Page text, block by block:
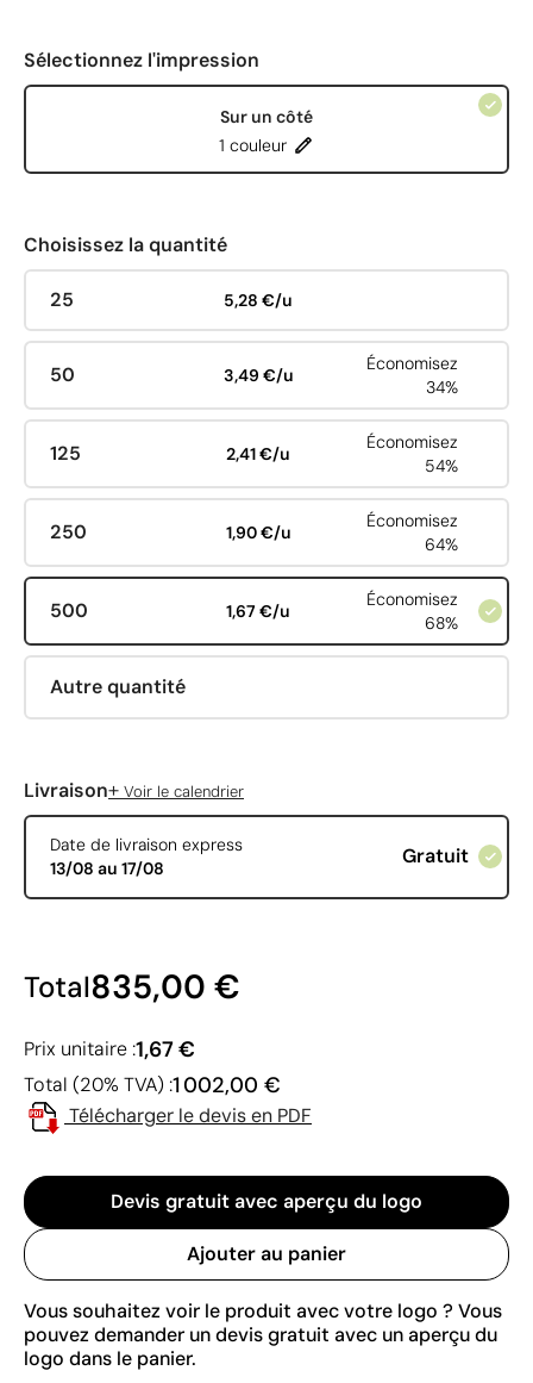
Sélectionnez l'impression
Sur un côté
1 couleur
Choisissez la quantité
25 5,28 €/u
50 3,49 €/u
Économisez
34%
125 2,41 €/u
Économisez
54%
250 1,90 €/u
Économisez
64%
500 1,67 €/u
Économisez
68%
Autre quantité
Livraison+ Voir le calendrier
Date de livraison express
13/08 au 17/08
Gratuit
Total835,00 €
Prix unitaire :1,67 €
Total (20% TVA) :1 002,00 €
Télécharger le devis en PDF
Devis gratuit avec aperçu du logo
Ajouter au panier
Vous souhaitez voir le produit avec votre logo ? Vous
pouvez demander un devis gratuit avec un aperçu du
logo dans le panier.